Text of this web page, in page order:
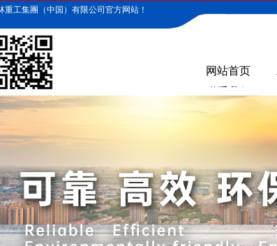
重工集團（中国）有限公司官方网站！
网站首页